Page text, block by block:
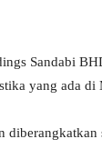
Sandabi
yang ada di